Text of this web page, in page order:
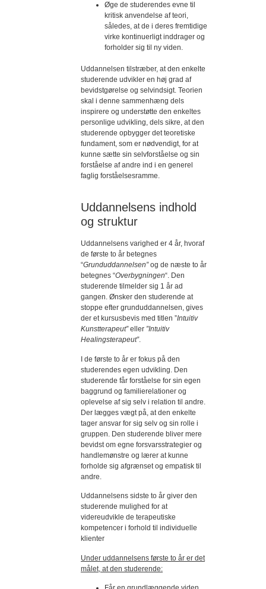
Øge de studerendes evne til
kritisk anvendelse af teori,
således, at de i deres fremtidige
virke kontinuerligt inddrager og
forholder sig til ny viden.
Uddannelsen tilstræber, at den enkelte
studerende udvikler en høj grad af
bevidstgørelse og selvindsigt. Teorien
skal i denne sammenhæng dels
inspirere og understøtte den enkeltes
personlige udvikling, dels sikre, at den
studerende opbygger det teoretiske
fundament, som er nødvendigt, for at
kunne sætte sin selvforståelse og sin
forståelse af andre ind i en generel
faglig forståelsesramme.
Uddannelsens indhold
og struktur
Uddannelsens varighed er 4 år, hvoraf
de første to år betegnes
“Grunduddannelsen”og de næste to år
betegnes “Overbygningen“. Den
studerende tilmelder sig 1 år ad
gangen. Ønsker den studerende at
stoppe efter grunduddannelsen, gives
der et kursusbevis med titlen ”Intuitiv
Kunstterapeut”eller ”Intuitiv
Healingsterapeut”.
I de første to år er fokus på den
studerendes egen udvikling. Den
studerende får forståelse for sin egen
baggrund og familierelationer og
oplevelse af sig selv i relation til andre.
Der lægges vægt på, at den enkelte
tager ansvar for sig selv og sin rolle i
gruppen. Den studerende bliver mere
bevidst om egne forsvarsstrategier og
handlemønstre og lærer at kunne
forholde sig afgrænset og empatisk til
andre.
Uddannelsens sidste to år giver den
studerende mulighed for at
videreudvikle de terapeutiske
kompetencer i forhold til individuelle
klienter
Under uddannelsens første to år er det
målet, at den studerende: